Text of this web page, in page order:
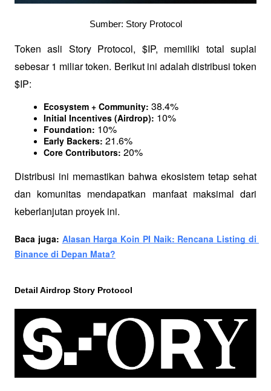
Sumber: Story Protocol
Token asli Story Protocol, $IP, memiliki total suplai
sebesar 1 miliar token. Berikut ini adalah distribusi token
$IP:
Ecosystem + Community: 38.4%
Initial Incentives (Airdrop): 10%
Foundation: 10%
Early Backers: 21.6%
Core Contributors: 20%
Distribusi ini memastikan bahwa ekosistem tetap sehat
dan komunitas mendapatkan manfaat maksimal dari
keberlanjutan proyek ini.
Baca juga: Alasan Harga Koin PI Naik: Rencana Listing di
Binance di Depan Mata?
Detail Airdrop Story Protocol